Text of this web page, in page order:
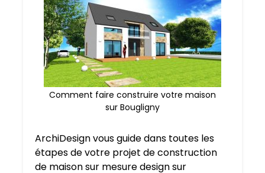
Comment faire construire votre maison
sur Bougligny
ArchiDesign vous guide dans toutes les
étapes de votre projet de construction
de maison sur mesure design sur